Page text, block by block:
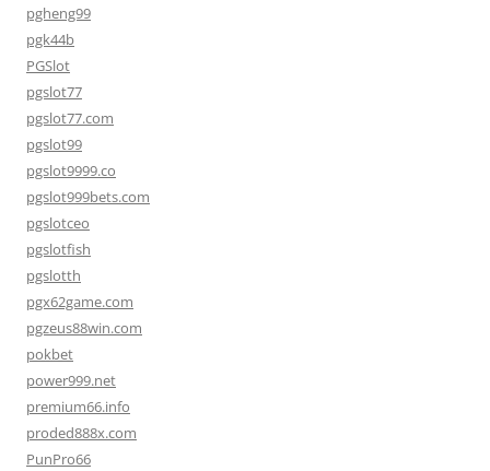
pgheng99
pgk44b
PGSlot
pgslot77
pgslot77.com
pgslot99
pgslot9999.co
pgslot999bets.com
pgslotceo
pgslotfish
pgslotth
pgx62game.com
pgzeus88win.com
pokbet
power999.net
premium66.info
proded888x.com
PunPro66